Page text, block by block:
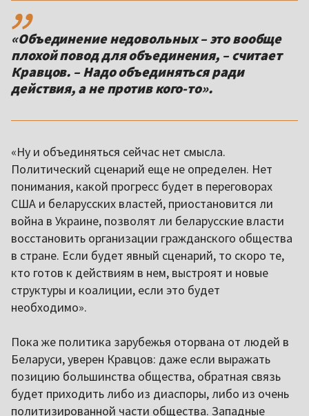
«Объединение недовольных – это вообще
плохой повод для объединения, – считает
Кравцов. – Надо объединяться ради
действия, а не против кого-то».
«Ну и объединяться сейчас нет смысла.
Политический сценарий еще не определен. Нет
понимания, какой прогресс будет в переговорах
США и беларусских властей, приостановится ли
война в Украине, позволят ли беларусские власти
восстановить организации гражданского общества
в стране. Если будет явный сценарий, то скоро те,
кто готов к действиям в нем, выстроят и новые
структуры и коалиции, если это будет
необходимо».
Пока же политика зарубежья оторвана от людей в
Беларуси, уверен Кравцов: даже если выражать
позицию большинства общества, обратная связь
будет приходить либо из диаспоры, либо из очень
политизированной части общества. Западные